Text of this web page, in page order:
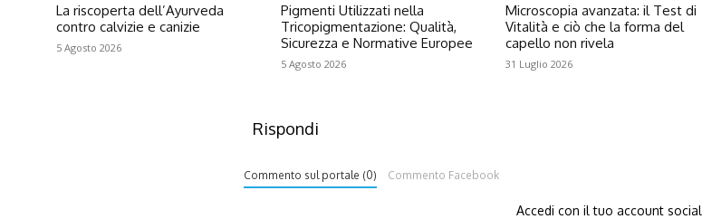
La riscoperta dell’Ayurveda
contro calvizie e canizie
5 Agosto 2026
Pigmenti Utilizzati nella
Tricopigmentazione: Qualità,
Sicurezza e Normative Europee
5 Agosto 2026
Microscopia avanzata: il Test di
Vitalità e ciò che la forma del
capello non rivela
31 Luglio 2026
Rispondi
Commento sul portale (0) Commento Facebook
Accedi con il tuo account social